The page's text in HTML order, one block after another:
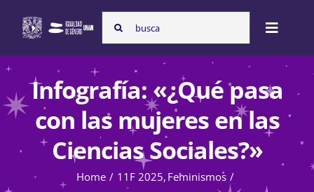
content
Search
for:
Toggle
Inicio
Nosotras
Infografía: «¿Qué pasa
con las mujeres en las
Ciencias Sociales?»
Home 11F 2025 Feminismos